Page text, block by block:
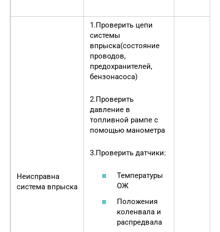
Неисправна
система впрыска
1.Проверить цепи
системы
впрыска(состояние
проводов,
предохранителей,
бензонасоса)
2.Проверить
давление в
топливной рампе с
помощью манометра
3.Проверить датчики:
Температуры
ОЖ
Положения
коленвала и
распредвала